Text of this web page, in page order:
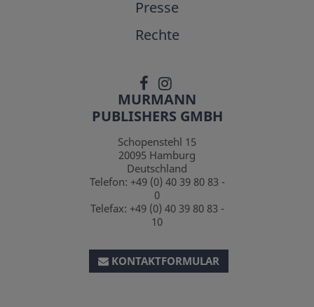
Presse
Rechte
MURMANN
PUBLISHERS GMBH
Schopenstehl 15
20095 Hamburg
Deutschland
Telefon: +49 (0) 40 39 80 83 -
0
Telefax: +49 (0) 40 39 80 83 -
10
KONTAKTFORMULAR